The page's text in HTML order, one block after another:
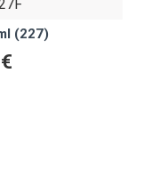
(227)